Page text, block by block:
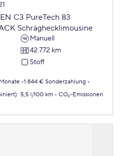
C3 PureTech 83
Schräghecklimousine
Manuell
42.772 km
Stoff
1.844 € Sonderzahlung
: 5,5 l/100 km
CO₂-Emissionen